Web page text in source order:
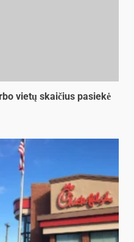
vietų skaičius pasiekė